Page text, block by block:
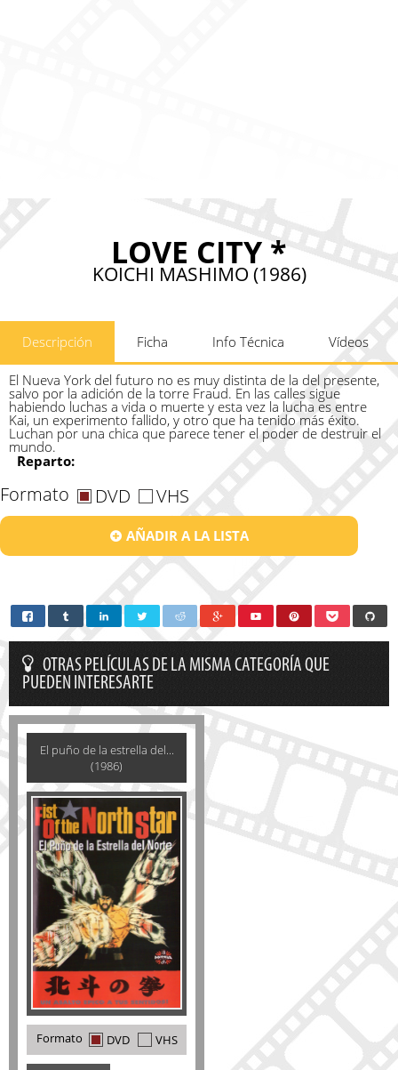
LOVE CITY *
KOICHI MASHIMO (1986)
Descripción Ficha Info Técnica Vídeos
El Nueva York del futuro no es muy distinta de la del presente,
salvo por la adición de la torre Fraud. En las calles sigue
habiendo luchas a vida o muerte y esta vez la lucha es entre
Kai, un experimento fallido, y otro que ha tenido más éxito.
Luchan por una chica que parece tener el poder de destruir el
mundo.
Reparto:
Formato DVD VHS
AÑADIR A LA LISTA
OTRAS PELÍCULAS DE LA MISMA CATEGORÍA QUE
PUEDEN INTERESARTE
El puño de la estrella del...
(1986)
Formato DVD VHS